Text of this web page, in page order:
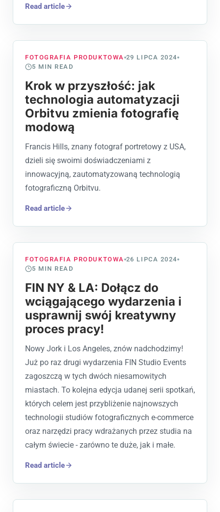
Read article
FOTOGRAFIA PRODUKTOWA 29 LIPCA 2024
5 MIN READ
Krok w przyszłość: jak
technologia automatyzacji
Orbitvu zmienia fotografię
modową
Francis Hills, znany fotograf portretowy z USA,
dzieli się swoimi doświadczeniami z
innowacyjną, zautomatyzowaną technologią
fotograficzną Orbitvu.
Read article
FOTOGRAFIA PRODUKTOWA 26 LIPCA 2024
5 MIN READ
FIN NY & LA: Dołącz do
wciągającego wydarzenia i
usprawnij swój kreatywny
proces pracy!
Nowy Jork i Los Angeles, znów nadchodzimy!
Już po raz drugi wydarzenia FIN Studio Events
zagoszczą w tych dwóch niesamowitych
miastach. To kolejna edycja udanej serii spotkań,
których celem jest przybliżenie najnowszych
technologii studiów fotograficznych e-commerce
oraz narzędzi pracy wdrażanych przez studia na
całym świecie - zarówno te duże, jak i małe.
Read article